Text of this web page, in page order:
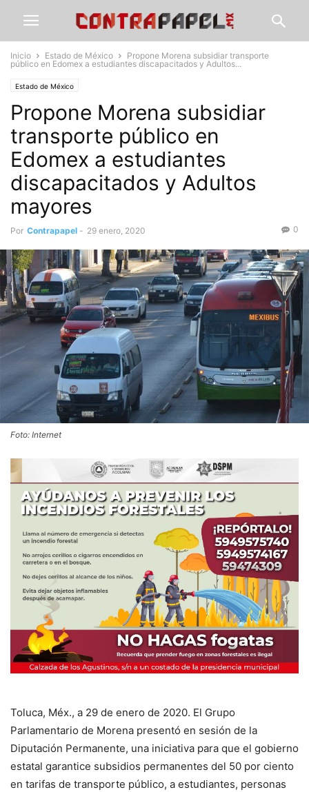
Inicio Estado de México
Propone Morena subsidiar transporte
público en Edomex a estudiantes discapacitados y Adultos...
Estado de México
Propone Morena subsidiar
transporte público en
Edomex a estudiantes
discapacitados y Adultos
mayores
Por Contrapapel - 29 enero, 2020 0
Foto: Internet
Toluca, Méx., a 29 de enero de 2020. El Grupo
Parlamentario de Morena presentó en sesión de la
Diputación Permanente, una iniciativa para que el gobierno
estatal garantice subsidios permanentes del 50 por ciento
en tarifas de transporte público, a estudiantes, personas